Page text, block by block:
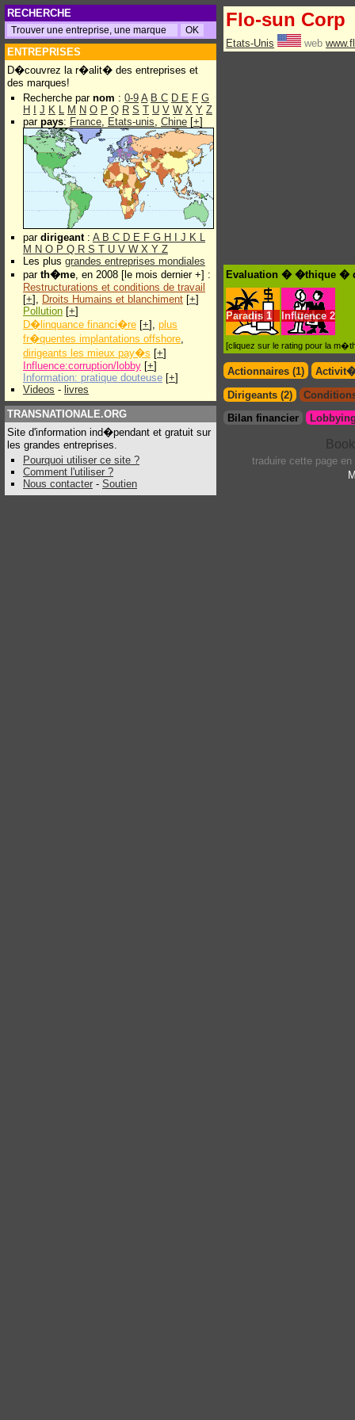
RECHERCHE
ENTREPRISES
D�couvrez la r�alit� des entreprises et
des marques!
Recherche par nom : 0-9 A B C D E F G
H
J K L M N O P Q R S T U V W X Y Z
par pays: France, Etats-unis, Chine [+]
par dirigeant: A B C D E F G H J K L
M N O P Q R S T U V W X Y Z
Les plus grandes entreprises mondiales
par th�me, en 2008 [le mois dernier +] :
Restructurations et conditions de travail
[+], Droits Humains et blanchiment [+]
Pollution [+]
D�linquance financi�re [+], plus
fr�quentes implantations offshore,
dirigeants les mieux pay�s [+]
Influence:corruption/lobby [+]
Information: pratique douteuse [+]
Videos - livres
TRANSNATIONALE.ORG
Site d'information ind�pendant et gratuit sur
les grandes entreprises.
Pourquoi utiliser ce site ?
Comment l'utiliser ?
Nous contacter - Soutien
Flo-sun Corp
Etats-Unis web
Evaluation � �thique �
Paradis 1 Influence 2
[cliquez sur le rating pour la
Actionnaires (1)
Dirigeants (2)
Bilan financier
traduire cette page en